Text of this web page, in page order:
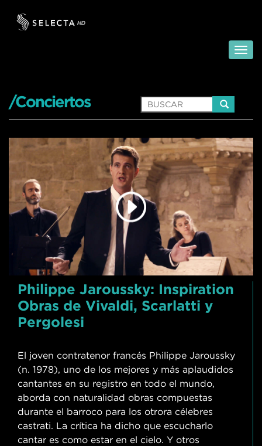
/Conciertos
Philippe Jaroussky: Inspiration
Obras de Vivaldi, Scarlatti y
Pergolesi
El joven contratenor francés Philippe Jaroussky
(n. 1978), uno de los mejores y más aplaudidos
cantantes en su registro en todo el mundo,
aborda con naturalidad obras compuestas
durante el barroco para los otrora célebres
castrati. La crítica ha dicho que escucharlo
cantar es como estar en el cielo. Y otros